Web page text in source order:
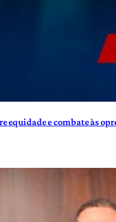
equidade e combate às